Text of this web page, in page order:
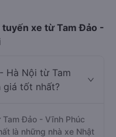
xe từ Tam Đảo -
Hà Nội từ Tam
tốt nhất?
Tam Đảo - Vĩnh Phúc
là những nhà xe Nhật